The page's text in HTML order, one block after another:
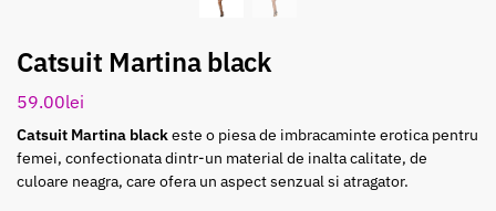
Catsuit Martina black
59.00lei
Catsuit Martina blackeste o piesa de imbracaminte erotica pentru
femei, confectionata dintr-un material de inalta calitate, de
culoare neagra, care ofera un aspect senzual si atragator.